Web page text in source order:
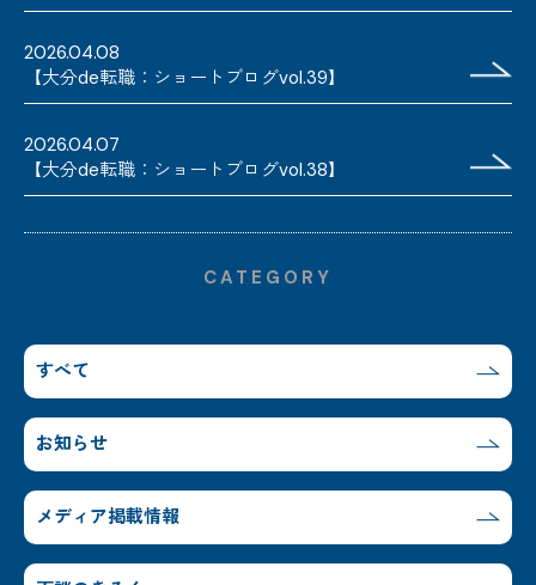
2026.04.08
【大分de転職：ショートブログvol.39】
2026.04.07
【大分de転職：ショートブログvol.38】
CATEGORY
すべて
お知らせ
メディア掲載情報